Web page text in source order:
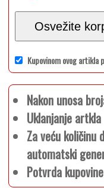
Osvežite
Kupovinom ovog artikla
Nakon unosa
Uklanjanje
Za veću količinu
automatski
Potvrda